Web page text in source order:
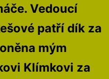
Vedoucí
patří dík za
mým
Klímkovi za